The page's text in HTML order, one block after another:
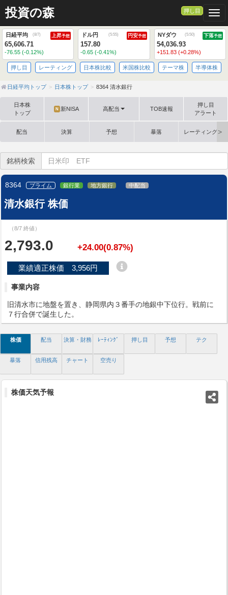
投資の森 押し目
日経平均 (8/7) 上昇予想
65,606.71
-76.55 (-0.12%)
ドル円 (5:55) 円安予想
157.80
-0.65 (-0.41%)
NYダウ (5:50) 下落予想
54,036.93
+151.83 (+0.28%)
押し目 レーティング 日本株比較 米国株比較 テーマ株 半導体株
日経平均トップ 日本株トップ 8364 清水銀行
日本株
トップ
N 新NISA 高配当 TOB速報
押し目
アラート
配当 決算 予想 暴落 レーティング格
銘柄検索
8364 プライム 銀行業 地方銀行 中配当
清水銀行 株価
（8/7 終値）
2,793.0 +24.00(0.87%)
業績適正株価 3,956円
事業内容
旧清水市に地盤を置き、静岡県内３番手の地銀中下位行。戦前に
７行合併で誕生した。
株価 配当 決算・財務 ﾚｰﾃｨﾝｸﾞ 押し目 予想 テク
暴落 信用残高 チャート 空売り
株価天気予報